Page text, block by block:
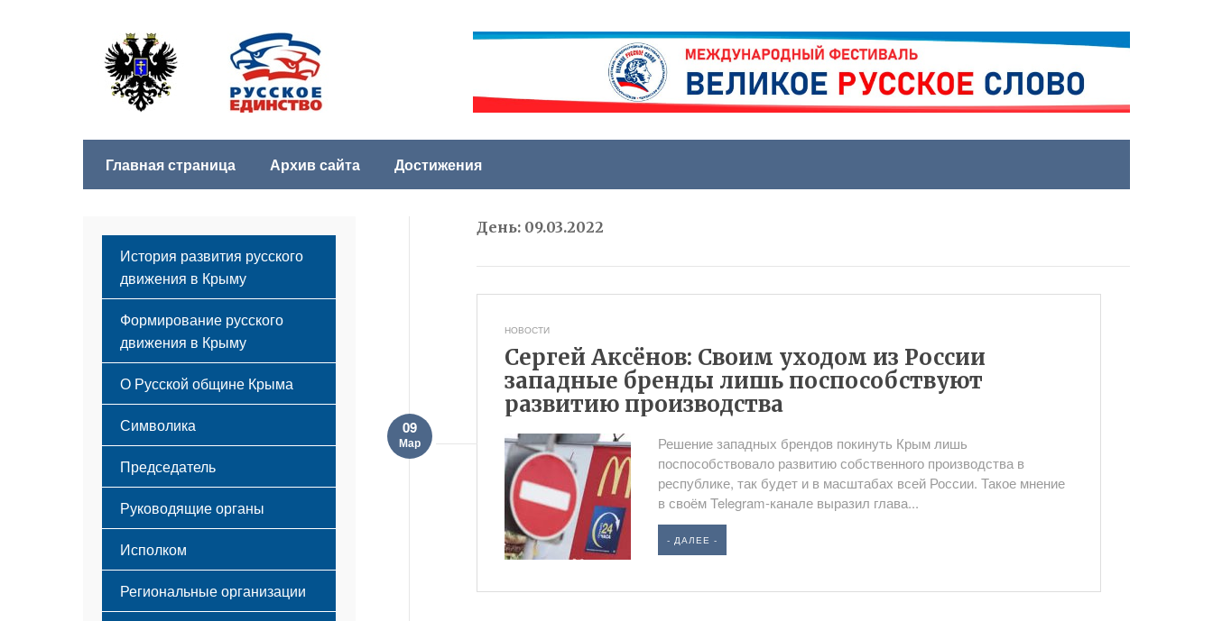
Главная страница Архив сайта Достижения
День: 09.03.2022
НОВОСТИ
Сергей Аксёнов: Своим уходом из России
западные бренды лишь поспособствуют
развитию производства
09
Мар
Решение западных брендов покинуть Крым лишь
поспособствовало развитию собственного производства в
республике, так будет и в масштабах всей России. Такое мнение
в своём Telegram-канале выразил глава...
- ДАЛЕЕ -
История развития русского
движения в Крыму
Формирование русского
движения в Крыму
Русский Крым
О Русской общине Крыма
Этапы становления
Принципы деятельности
Структура
Мероприятия
Символика
Флаг
Герб
Гимн
Председатель
Руководящие органы
Исполком
Региональные организации